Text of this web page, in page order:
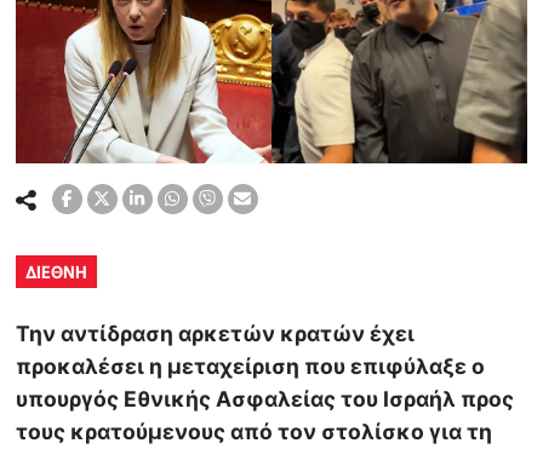
ΔΙΕΘΝΗ
Την αντίδραση αρκετών κρατών έχει
προκαλέσει η μεταχείριση που επιφύλαξε ο
υπουργός Εθνικής Ασφαλείας του Ισραήλ προς
τους κρατούμενους από τον στολίσκο για τη